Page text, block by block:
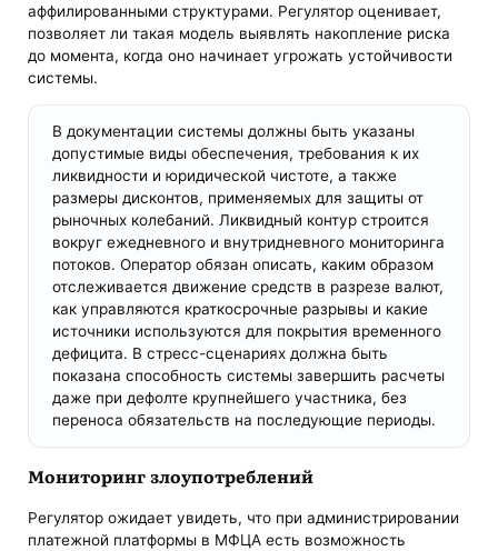
аффилированными структурами. Регулятор оценивает,
позволяет ли такая модель выявлять накопление риска
до момента, когда оно начинает угрожать устойчивости
системы.
В документации системы должны быть указаны
допустимые виды обеспечения, требования к их
ликвидности и юридической чистоте, а также
размеры дисконтов, применяемых для защиты от
рыночных колебаний. Ликвидный контур строится
вокруг ежедневного и внутридневного мониторинга
потоков. Оператор обязан описать, каким образом
отслеживается движение средств в разрезе валют,
как управляются краткосрочные разрывы и какие
источники используются для покрытия временного
дефицита. В стресс-сценариях должна быть
показана способность системы завершить расчеты
даже при дефолте крупнейшего участника, без
переноса обязательств на последующие периоды.
Мониторинг злоупотреблений
Регулятор ожидает увидеть, что при администрировании
платежной платформы в МФЦА есть возможность